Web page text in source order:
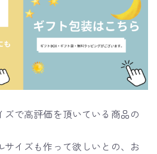
ズで高評価を頂いている商品の
サイズも作って欲しいとの、お